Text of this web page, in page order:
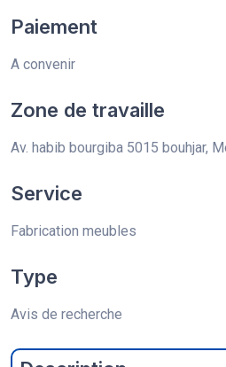
Paiement
A convenir
Zone de travaille
Av. habib bourgiba 5015 bouhjar,
Service
Fabrication meubles
Type
Avis de recherche